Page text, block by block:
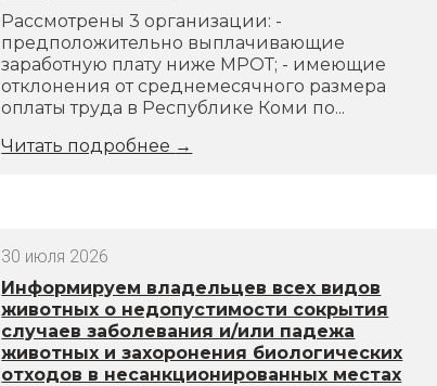
Рассмотрены 3 организации: -
предположительно выплачивающие
заработную плату ниже МРОТ; - имеющие
отклонения от среднемесячного размера
оплаты труда в Республике Коми по...
Читать подробнее →
30 июля 2026
Информируем владельцев всех видов
животных о недопустимости сокрытия
случаев заболевания и/или падежа
животных и захоронения биологических
отходов в несанкционированных местах